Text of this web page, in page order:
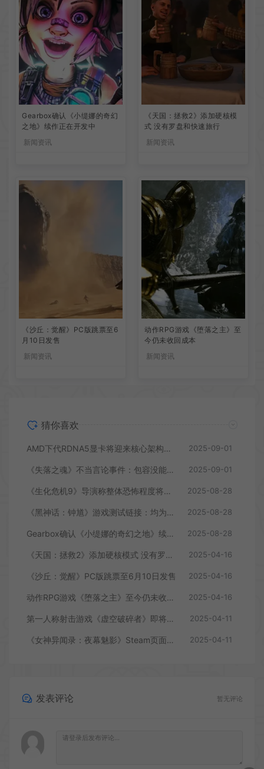
Gearbox确认《小缇娜的奇幻
之地》续作正在开发中
新闻资讯
《天国：拯救2》添加硬核模
式 没有罗盘和快速旅行
新闻资讯
《沙丘：觉醒》PC版跳票至6
月10日发售
新闻资讯
动作RPG游戏《堕落之主》至
今仍未收回成本
新闻资讯
猜你喜欢
AMD下代RDNA5显卡将迎来核心架构大幅升级 2025-09-01
《失落之魂》不当言论事件：包容没能消解过激言论 2025-09-01
《生化危机9》导演称整体恐怖程度将进一步提升 2025-08-28
《黑神话：钟馗》游戏测试链接：均为骗子 2025-08-28
Gearbox确认《小缇娜的奇幻之地》续作正在开发中 2025-08-28
《天国：拯救2》添加硬核模式 没有罗盘和快速旅行 2025-04-16
《沙丘：觉醒》PC版跳票至6月10日发售 2025-04-16
动作RPG游戏《堕落之主》至今仍未收回成本 2025-04-16
第一人称射击游戏《虚空破碎者》即将多平台上线 2025-04-11
《女神异闻录：夜幕魅影》Steam页面上线 2025-04-11
发表评论 暂无评论